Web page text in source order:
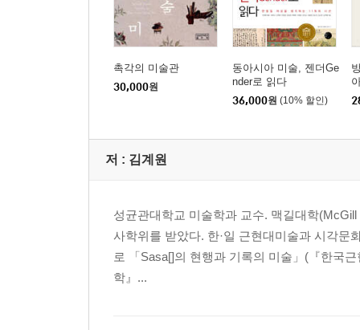
촉각의 미술관
30,000원
동아시아 미술, 젠더Ge
nder로 읽다
36,000원 (10% 할인)
저 : 김계원
성균관대학교 미술학과 교수. 맥길대학
사학위를 받았다. 한·일 근현대미술과 시각문
로 「Sasa[]의 현행과 기록의 미술」(『한국
학』...